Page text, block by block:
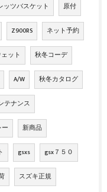
ッツバスケット 原付
Z900RS ネット予約
ット 秋冬コーデ
A/W 秋冬カタログ
テナンス
新商品
gsxs gsx７５０
スズキ正規